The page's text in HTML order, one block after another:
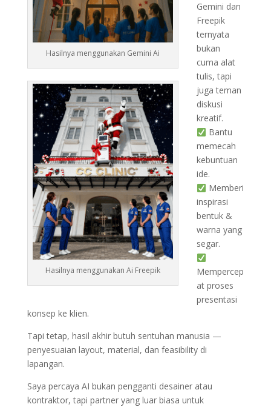
Hasilnya menggunakan Gemini Ai
Hasilnya menggunakan Ai Freepik
Gemini dan
Freepik
ternyata
bukan
cuma alat
tulis, tapi
juga teman
diskusi
kreatif.
Bantu
memecah
kebuntuan
ide.
Memberi
inspirasi
bentuk &
warna yang
segar.
Mempercep
at proses
presentasi
konsep ke klien.
Tapi tetap, hasil akhir butuh sentuhan manusia —
penyesuaian layout, material, dan feasibility di
lapangan.
Saya percaya AI bukan pengganti desainer atau
kontraktor, tapi partner yang luar biasa untuk